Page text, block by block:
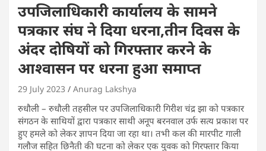
उपजिलाधिकारी कार्यालय के सामने
पत्रकार संघ ने दिया धरना,तीन दिवस के
अंदर दोषियों को गिरफ्तार करने के
आश्वासन पर धरना हुआ समाप्त
29 July 2023 Anurag Lakshya
रुधौली – रुधौली तहसील पर उपजिलाधिकारी गिरीश चंद्र झा को पत्रकार
संगठन के साथियों द्वारा पत्रकार साथी अनूप बरनवाल उर्फ सत्य प्रकाश पर
हुए हमले को लेकर ज्ञापन दिया जा रहा था। तभी कल की मारपीट गाली
गलौज सहित छिनैती की घटना को लेकर एक युवक को गिरफ्तार किया